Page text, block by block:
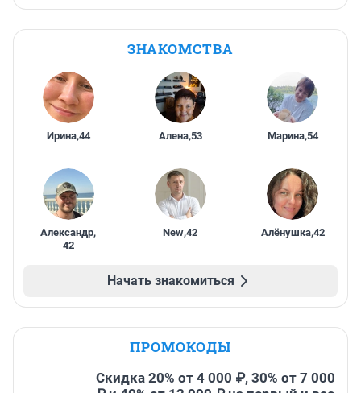
ЗНАКОМСТВА
Ирина,44 Алена,53 Марина,54
Александр,
42
New,42 Алёнушка,42
Начать знакомиться
ПРОМОКОДЫ
Скидка 20% от 4 000 ₽, 30% от 7 000